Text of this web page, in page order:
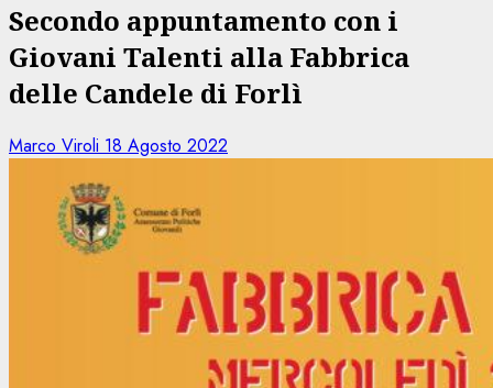
Secondo appuntamento con i
Giovani Talenti alla Fabbrica
delle Candele di Forlì
Marco Viroli 18 Agosto 2022